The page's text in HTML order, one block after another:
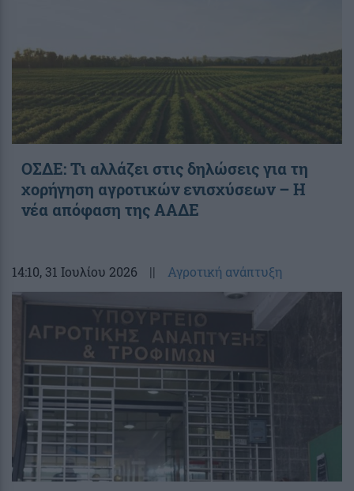
ΟΣΔΕ: Τι αλλάζει στις δηλώσεις για τη
χορήγηση αγροτικών ενισχύσεων – H
νέα απόφαση της ΑΑΔΕ
14:10, 31 Ιουλίου 2026 || Αγροτική ανάπτυξη